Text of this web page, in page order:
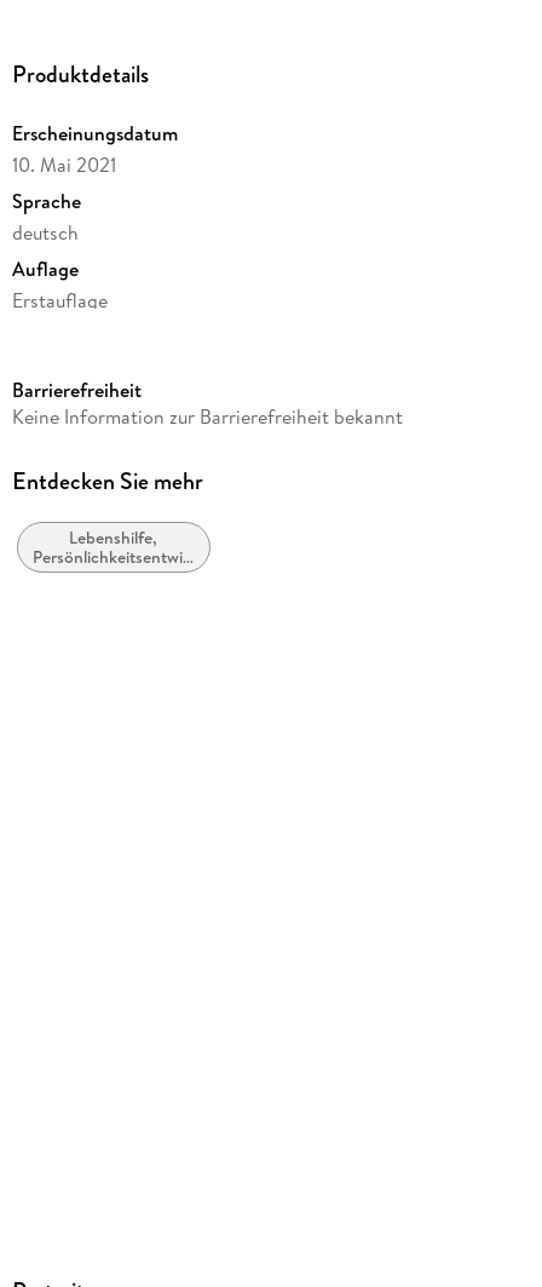
Einzelnen und die Gesellschaft.
Produktdetails
Erscheinungsdatum
10. Mai 2021
Sprache
deutsch
Auflage
Erstauflage
Reihe
Autor/Autorin
Verlag/Hersteller
Future Mind Musik Verlag
Barrierefreiheit
Keine Information zur Barrierefreiheit bekannt
Entdecken Sie mehr
Lebenshilfe,
Persönlichkeitsentwicklung
und praktische Tipps